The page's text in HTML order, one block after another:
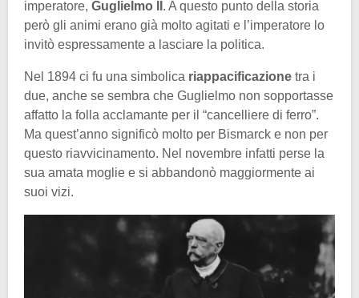
imperatore, Guglielmo II . A questo punto della storia
però gli animi erano già molto agitati e l’imperatore lo
invitò espressamente a lasciare la politica.
Nel 1894 ci fu una simbolica riappacificazione tra i
due, anche se sembra che Guglielmo non sopportasse
affatto la folla acclamante per il “cancelliere di ferro”.
Ma quest’anno significò molto per Bismarck e non per
questo riavvicinamento. Nel novembre infatti perse la
sua amata moglie e si abbandonò maggiormente ai
suoi vizi.